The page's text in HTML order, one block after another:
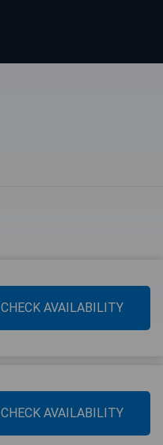
CHECK AVAILABILITY
CHECK AVAILABILITY